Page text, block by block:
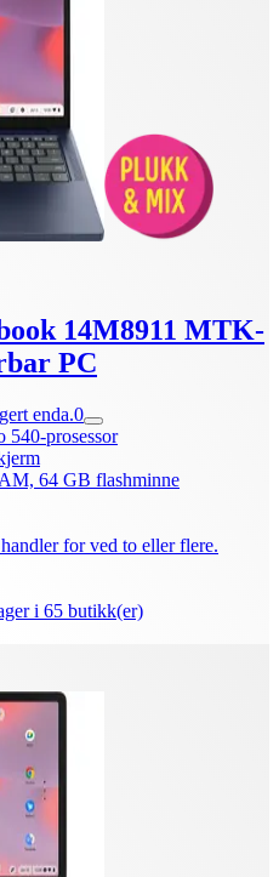
14M8911 MTK-
PC
enda.0
540-prosessor
64 GB flashminne
for ved to eller flere.
i 65 butikk(er)